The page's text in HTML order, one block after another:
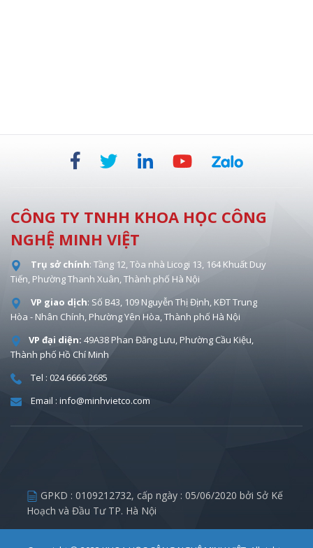
CÔNG TY TNHH KHOA HỌC CÔNG
NGHỆ MINH VIỆT
Trụ sở chính: Tầng 12, Tòa nhà Licogi 13, 164 Khuất Duy
Tiến, Phường Thanh Xuân, Thành phố Hà Nội
VP giao dịch: Số B43, 109 Nguyễn Thị Định, KĐT Trung
Hòa - Nhân Chính, Phường Yên Hòa, Thành phố Hà Nội
VP đại diện: 49A38 Phan Đăng Lưu, Phường Cầu Kiệu,
Thành phố Hồ Chí Minh
Tel : 024 6666 2685
Email : info@minhvietco.com
GPKD : 0109212732, cấp ngày : 05/06/2020 bởi Sở Kế
Hoạch và Đầu Tư TP. Hà Nội